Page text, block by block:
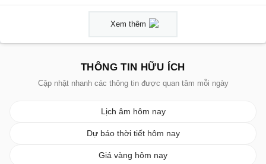
Xem thêm
THÔNG TIN HỮU ÍCH
Cập nhật nhanh các thông tin được quan tâm mỗi ngày
Lịch âm hôm nay
Dự báo thời tiết hôm nay
Giá vàng hôm nay